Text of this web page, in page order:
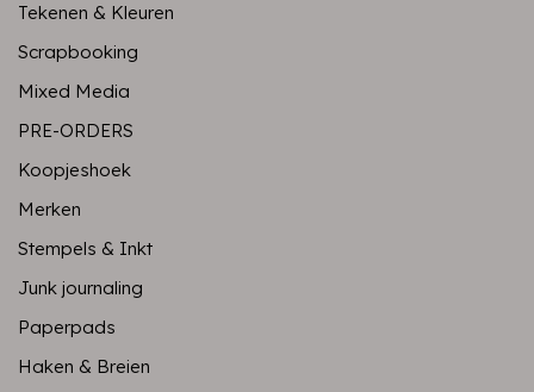
Tekenen & Kleuren
Scrapbooking
Mixed Media
PRE-ORDERS
Koopjeshoek
Merken
Stempels & Inkt
Junk journaling
Paperpads
Haken & Breien